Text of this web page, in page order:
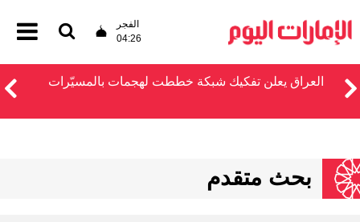
الفجر
04:26
العراق يعلن تفكيك شبكة خططت لهجمات بالمسيّرات
بحث متقدم